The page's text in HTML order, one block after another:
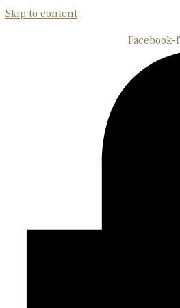
Skip to content
Facebook-f